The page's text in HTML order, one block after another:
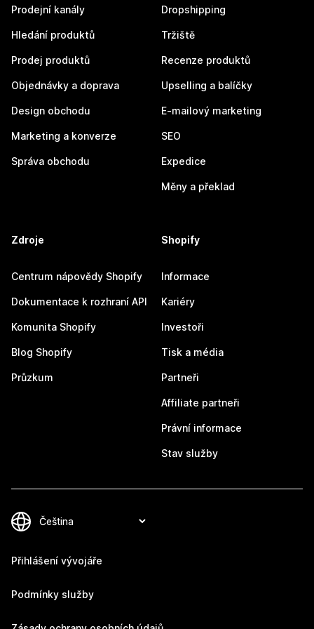
Prodejní kanály
Hledání produktů
Prodej produktů
Objednávky a doprava
Design obchodu
Marketing a konverze
Správa obchodu
Dropshipping
Tržiště
Recenze produktů
Upselling a balíčky
E-mailový marketing
SEO
Expedice
Měny a překlad
Zdroje
Centrum nápovědy Shopify
Dokumentace k rozhraní API
Komunita Shopify
Blog Shopify
Průzkum
Shopify
Informace
Kariéry
Investoři
Tisk a média
Partneři
Affiliate partneři
Právní informace
Stav služby
Přihlášení vývojáře
Podmínky služby